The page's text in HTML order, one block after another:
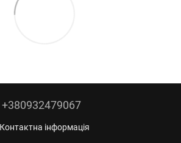
+380932479067
Контактна інформація